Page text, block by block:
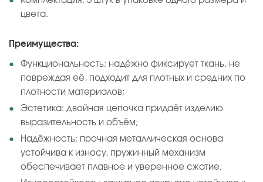
цвета.
Преимущества:
Функциональность: надёжно фиксирует ткань, не
повреждая её, подходит для плотных и средних по
плотности материалов;
Эстетика: двойная цепочка придаёт изделию
выразительность и объём;
Надёжность: прочная металлическая основа
устойчива к износу, пружинный механизм
обеспечивает плавное и уверенное сжатие;